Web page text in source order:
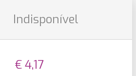
Indisponível
€ 4,17